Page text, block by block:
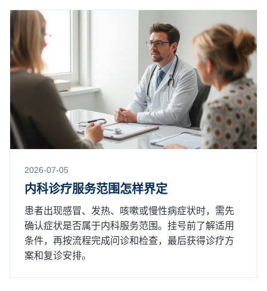
2026-07-05
内科诊疗服务范围怎样界定
患者出现感冒、发热、咳嗽或慢性病症状时，需先
确认症状是否属于内科服务范围。挂号前了解适用
条件，再按流程完成问诊和检查，最后获得诊疗方
案和复诊安排。